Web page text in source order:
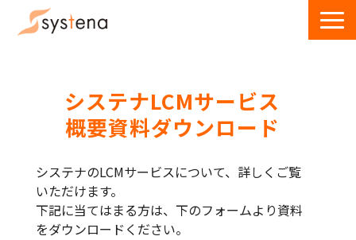
ウェビナー
お問い合わせ
システナLCMサービス
概要資料ダウンロード
システナのLCMサービスについて、詳しくご覧
いただけます。
下記に当てはまる方は、下のフォームより資料
をダウンロードください。